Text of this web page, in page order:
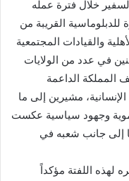
خلال فترة عمله
القريبة من
والقيادات المجتمعية
في عدد من الولايات
المملكة الداعمة
مشيرين إلى ما
وجهود سياسية عكست
إلى جانب شعبه في
لهذه اللفتة مؤكداً